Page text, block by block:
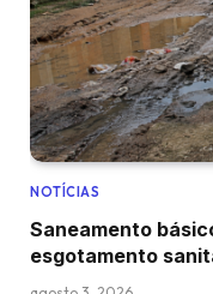
NOTÍCIAS
Saneamento
esgotamento